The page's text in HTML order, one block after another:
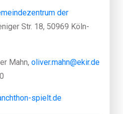
der
Str. 18, 50969 Köln-
Mahn, oliver.mahn@ekir.de
spielt.de